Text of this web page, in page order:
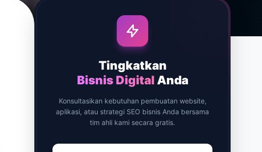
Tingkatkan
Bisnis Digital Anda
Konsultasikan kebutuhan pembuatan website,
aplikasi, atau strategi SEO bisnis Anda bersama
tim ahli kami secara gratis.